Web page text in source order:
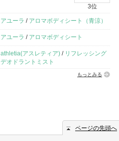
3位
アユーラ / アロマボディシート（青涼）
アユーラ / アロマボディシート
athletia(アスレティア) / リフレッシング
デオドラントミスト
もっとみる
ページの先頭へ